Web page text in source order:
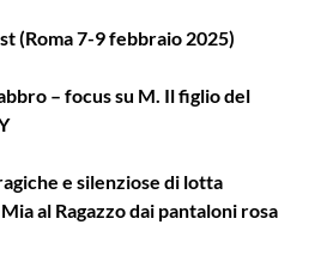
(Roma 7-9 febbraio 2025)
– focus su M. Il figlio del
e silenziose di lotta
al Ragazzo dai pantaloni rosa